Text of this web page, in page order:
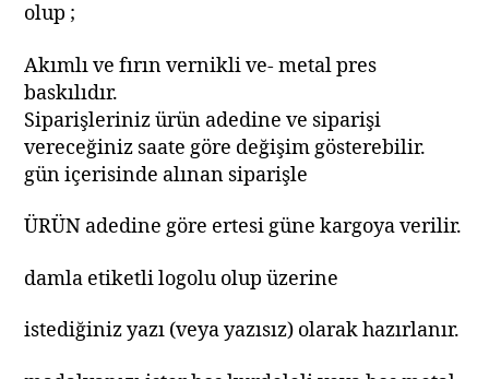
olup ;
Akımlı ve fırın vernikli ve- metal pres
baskılıdır.
Siparişleriniz ürün adedine ve siparişi
vereceğiniz saate göre değişim gösterebilir.
gün içerisinde alınan siparişle
ÜRÜN adedine göre ertesi güne kargoya verilir.
damla etiketli logolu olup üzerine
istediğiniz yazı (veya yazısız) olarak hazırlanır.